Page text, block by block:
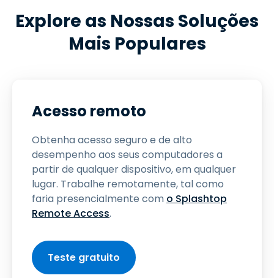
Explore as Nossas Soluções
Mais Populares
Acesso remoto
Obtenha acesso seguro e de alto
desempenho aos seus computadores a
partir de qualquer dispositivo, em qualquer
lugar. Trabalhe remotamente, tal como
faria presencialmente com o Splashtop
Remote Access.
Teste gratuito